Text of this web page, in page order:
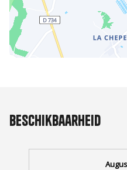
Beschikbaarheid